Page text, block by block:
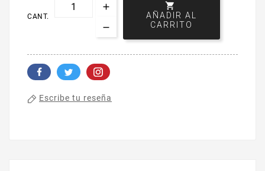
CANT.

AÑADIR AL
CARRITO
Escribe tu reseña